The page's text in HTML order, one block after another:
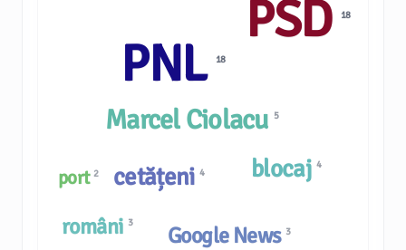
Google News 3
port 2
Marcel Ciolacu 5
blocaj4
PSD 18
cetățeni 4
români 3
PNL 18